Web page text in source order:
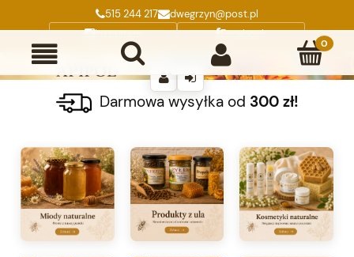
515 244 217
dwegrzyn@post.pl
Instagram
Facebook
Darmowa wysyłka od 300 zł!